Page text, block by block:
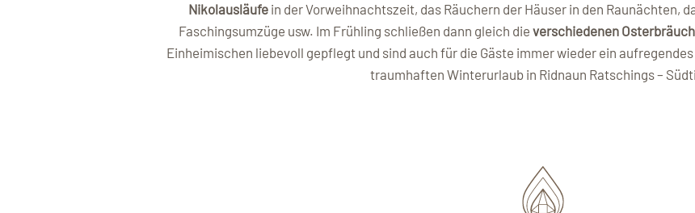
Nikolausläufe in der Vorweihnachtszeit, das Räuchern der Häuser in den Raunächten,
Faschingsumzüge usw. Im Frühling schließen dann gleich die verschiedenen
Einheimischen liebevoll gepflegt und sind auch für die Gäste immer wieder ein
traumhaften Winterurlaub in Ridnaun Ratschings –